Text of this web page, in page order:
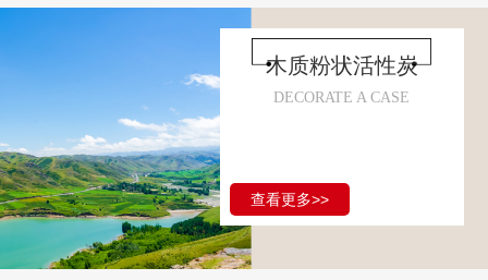
木质粉状活性炭
DECORATE A CASE
查看更多>>